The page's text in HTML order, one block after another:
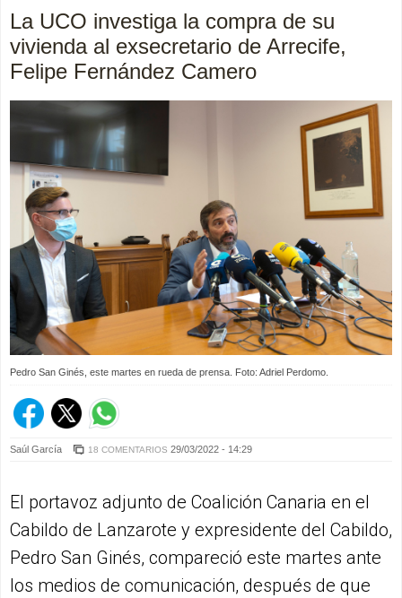
La UCO investiga la compra de su
vivienda al exsecretario de Arrecife,
Felipe Fernández Camero
Pedro San Ginés, este martes en rueda de prensa. Foto: Adriel Perdomo.
Saúl García 18 COMENTARIOS 29/03/2022 - 14:29
El portavoz adjunto de Coalición Canaria en el
Cabildo de Lanzarote y expresidente del Cabildo,
Pedro San Ginés, compareció este martes ante
los medios de comunicación, después de que